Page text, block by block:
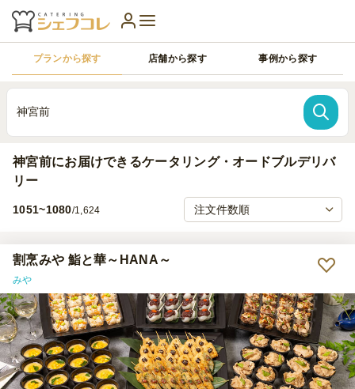
プランから探す 店舗から探す 事例から探す
神宮前
神宮前にお届けできるケータリング・オードブルデリバ
リー
1051~1080/1,624
割烹みや 鮨と華～HANA～
みや